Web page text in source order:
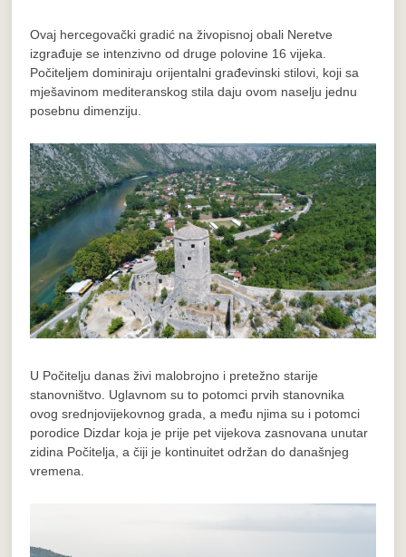
Ovaj hercegovački gradić na živopisnoj obali Neretve
izgrađuje se intenzivno od druge polovine 16 vijeka.
Počiteljem dominiraju orijentalni građevinski stilovi, koji sa
mješavinom mediteranskog stila daju ovom naselju jednu
posebnu dimenziju.
U Počitelju danas živi malobrojno i pretežno starije
stanovništvo. Uglavnom su to potomci prvih stanovnika
ovog srednjovijekovnog grada, a među njima su i potomci
porodice Dizdar koja je prije pet vijekova zasnovana unutar
zidina Počitelja, a čiji je kontinuitet održan do današnjeg
vremena.